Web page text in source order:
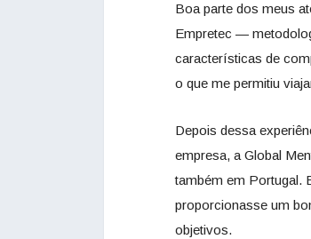
Boa parte dos meus
Empretec —
características de
o que me permitiu
Depois dessa
empresa, a Global
também em Portugal.
proporcionasse um
objetivos.